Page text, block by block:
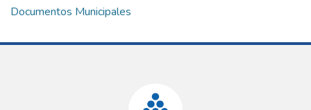
Documentos Municipales